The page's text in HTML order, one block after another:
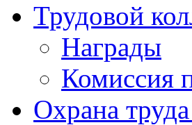
Трудовой
Награды
Комиссия
Охрана